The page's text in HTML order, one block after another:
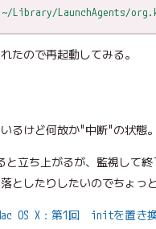
Library/LaunchAgents/
たので再起動してみる。
るけど何故か"中断"の状態。
と立ち上がるが、監視して
としたりしたいのでちょっ
Mac OS X：第1回 initを置